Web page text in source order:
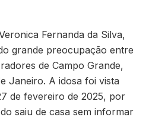
Fernanda da Silva,
grande preocupação entre
de Campo Grande,
Janeiro. A idosa foi vista
de fevereiro de 2025, por
saiu de casa sem informar